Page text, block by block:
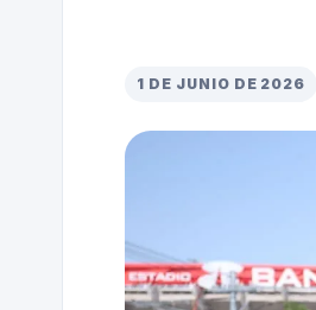
1 DE JUNIO DE 2026